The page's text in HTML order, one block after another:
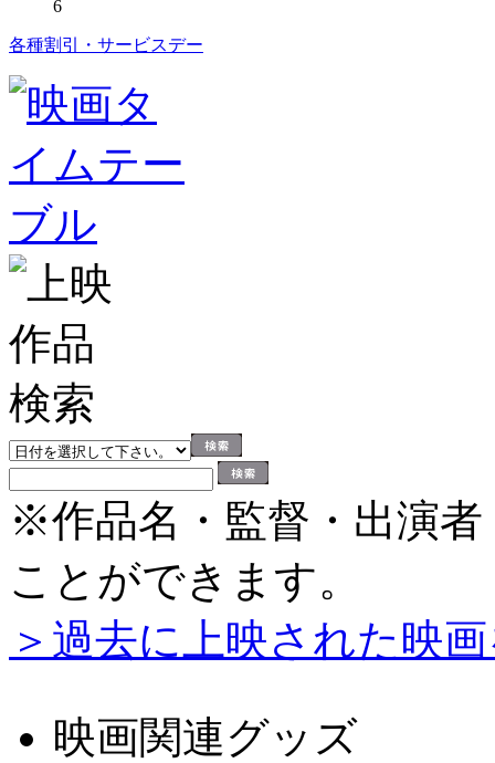
6
各種割引・サービスデー
※作品名・監督・出演
ことができます。
＞過去に上映された映
映画関連グッズ